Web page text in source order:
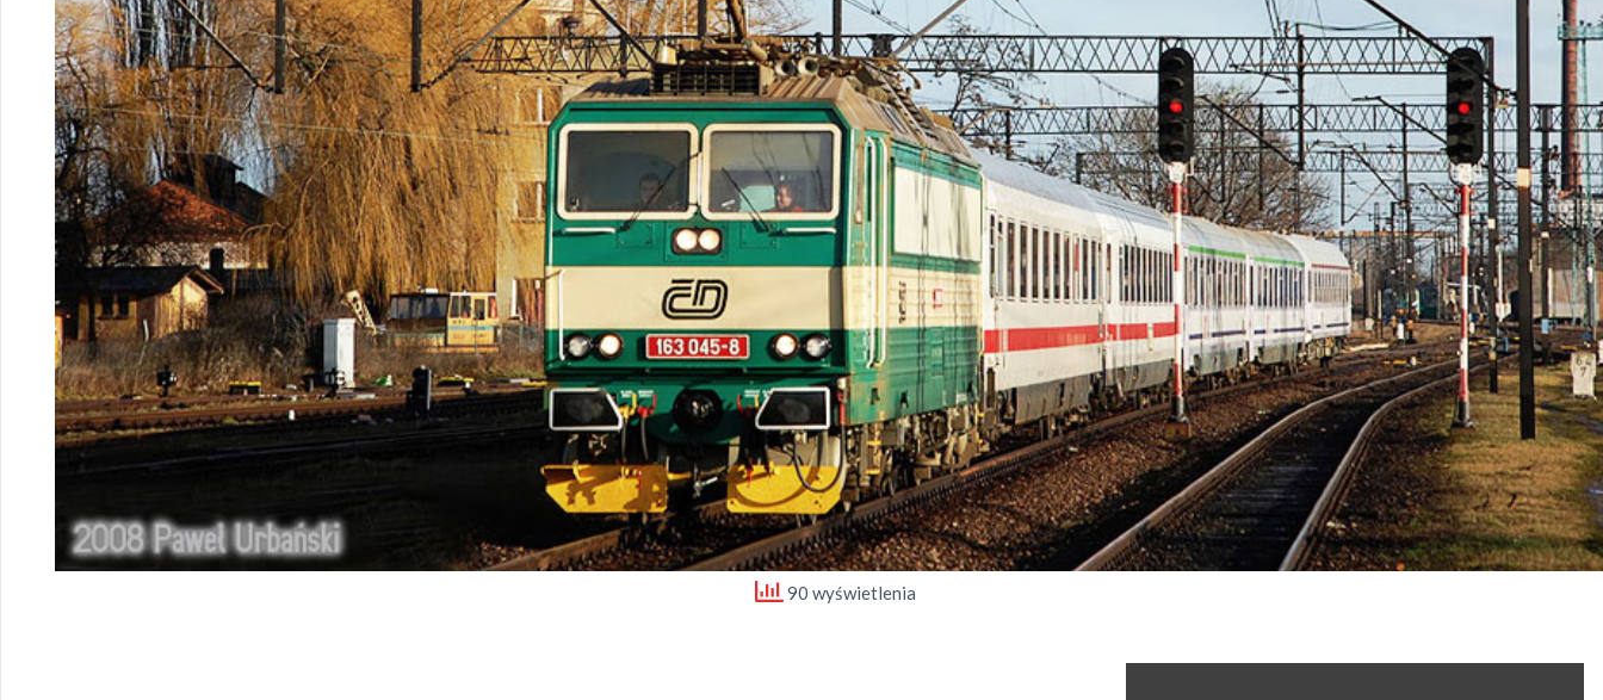
90 wyświetlenia